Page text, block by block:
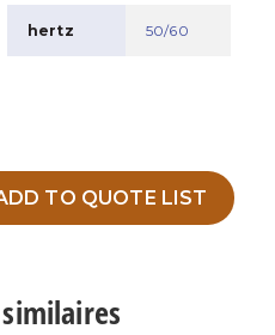
hertz 50/60
TO QUOTE LIST